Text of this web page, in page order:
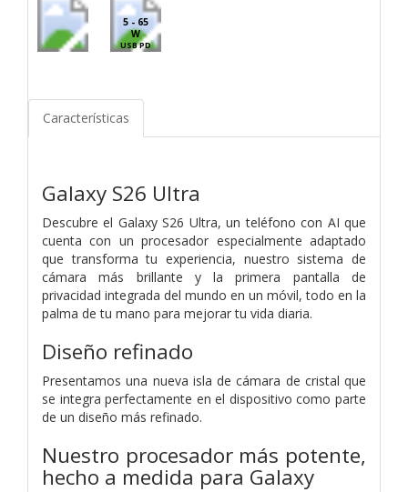
5 - 65
W
USB PD
Características
Galaxy S26 Ultra
Descubre el Galaxy S26 Ultra, un teléfono con AI que
cuenta con un procesador especialmente adaptado
que transforma tu experiencia, nuestro sistema de
cámara más brillante y la primera pantalla de
privacidad integrada del mundo en un móvil, todo en la
palma de tu mano para mejorar tu vida diaria.
Diseño refinado
Presentamos una nueva isla de cámara de cristal que
se integra perfectamente en el dispositivo como parte
de un diseño más refinado.
Nuestro procesador más potente,
hecho a medida para Galaxy